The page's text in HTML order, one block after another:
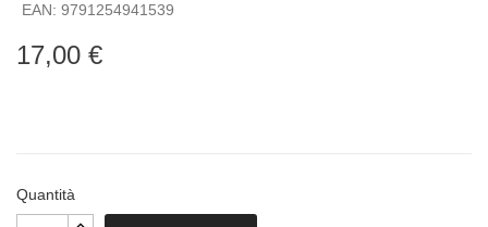
EAN: 9791254941539
17,00 €
Quantità